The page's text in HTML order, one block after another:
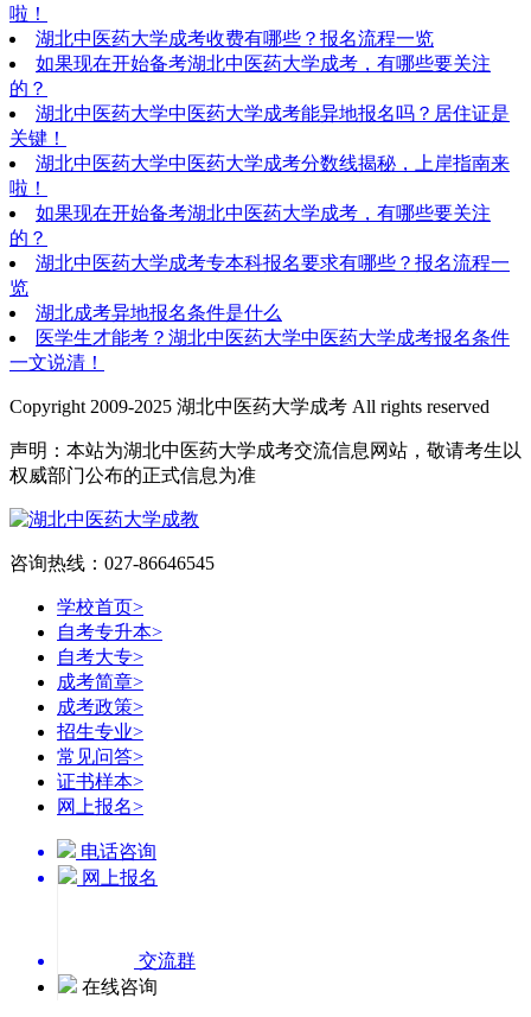
啦！
湖北中医药大学成考收费有哪些？报名流程一览
如果现在开始备考湖北中医药大学成考，有哪些要关注
的？
湖北中医药大学中医药大学成考能异地报名吗？居住证是
关键！
湖北中医药大学中医药大学成考分数线揭秘，上岸指南来
啦！
如果现在开始备考湖北中医药大学成考，有哪些要关注
的？
湖北中医药大学成考专本科报名要求有哪些？报名流程一
览
湖北成考异地报名条件是什么
医学生才能考？湖北中医药大学中医药大学成考报名条件
一文说清！
Copyright 2009-2025 湖北中医药大学成考 All rights reserved
声明：本站为湖北中医药大学成考交流信息网站，敬请考生以
权威部门公布的正式信息为准
咨询热线：027-86646545
学校首页>
自考专升本>
自考大专>
成考简章>
成考政策>
招生专业>
常见问答>
证书样本>
网上报名>
电话咨询
网上报名
交流群
在线咨询